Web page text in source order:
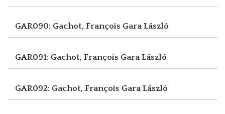
GAR090: Gachot, François Gara László
GAR091: Gachot, François Gara László
GAR092: Gachot, François Gara László